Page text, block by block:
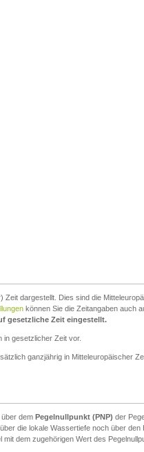
dargestellt. Dies sind die
können Sie die Zeitangaben auch
gesetzliche Zeit eingestellt.
in gesetzlicher Zeit vor.
ganzjährig in Mitteleuropäischer
dem Pegelnullpunkt (PNP) der
die lokale Wassertiefe noch über den
dem zugehörigen Wert des